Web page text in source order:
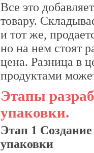
Все это
товару.
и тот же,
но на нем стоят
цена. Разница в
продуктами
Этапы
упаковки.
Этап 1
упаковки